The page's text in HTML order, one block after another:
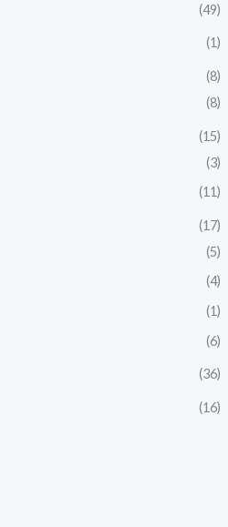
(49)
(1)
(8)
(8)
(15)
(3)
(11)
(17)
(5)
(4)
(1)
(6)
(36)
(16)